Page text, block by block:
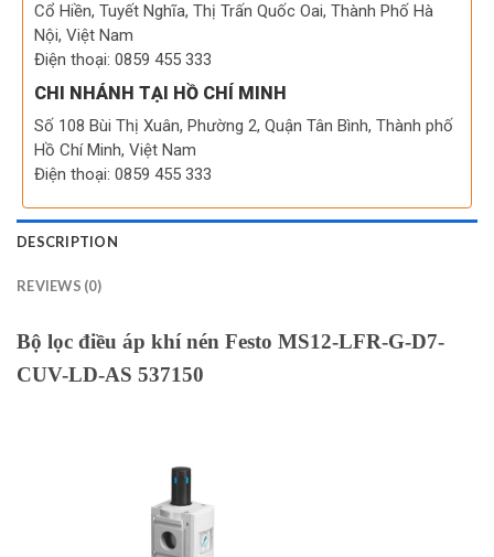
Cổ Hiền, Tuyết Nghĩa, Thị Trấn Quốc Oai, Thành Phố Hà
Nội, Việt Nam
Điện thoại: 0859 455 333
CHI NHÁNH TẠI HỒ CHÍ MINH
Số 108 Bùi Thị Xuân, Phường 2, Quận Tân Bình, Thành phố
Hồ Chí Minh, Việt Nam
Điện thoại: 0859 455 333
DESCRIPTION
REVIEWS (0)
Bộ lọc điều áp khí nén Festo MS12-LFR-G-D7-
CUV-LD-AS 537150